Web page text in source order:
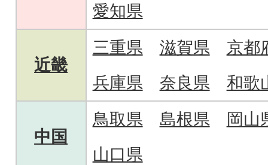
愛知県
近畿
三重県 滋賀県
京都
兵庫県
奈良県 和歌
中国
鳥取県 島根県
岡山
山口県